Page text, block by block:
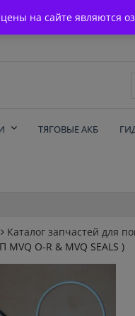
на сайте являются
вилочых
ТЯГОВЫЕ АКБ
Каталог запчастей для
O-R & MVQ SEALS )